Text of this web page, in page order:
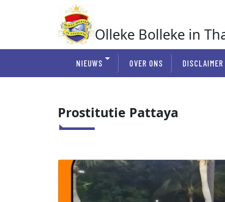
Olleke Bolleke in
NIEUWS OVER ONS DISCLAIMER
Prostitutie Pattaya